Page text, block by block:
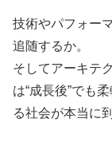
技術やパフォー
追随するか。
そしてアーキテ
は“成長後”でも
る社会が本当に